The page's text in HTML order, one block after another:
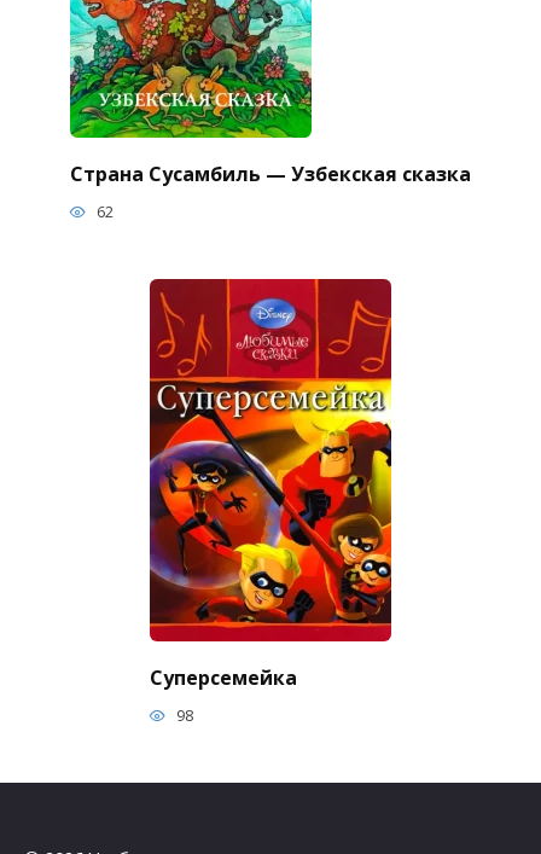
Страна Сусамбиль — Узбекская сказка
62
Суперсемейка
98